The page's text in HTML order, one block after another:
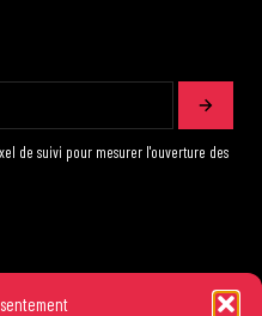
de suivi pour mesurer l'ouverture des